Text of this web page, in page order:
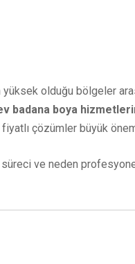
olduğu bölgeler
badana boya
çözümler büyük
süreci ve neden